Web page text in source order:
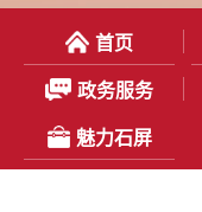
首页
政务服务
魅力石屏